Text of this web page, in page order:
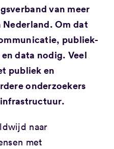
van meer
Om dat
publiek-
data nodig. Veel
publiek en
onderzoekers
naar
met